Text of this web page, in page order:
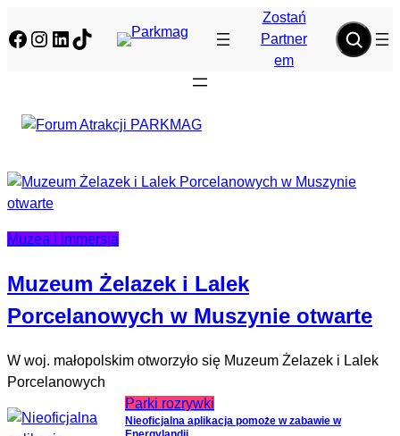
Facebook
Instagram
LinkedIn
TikTok
Zostań
Partner
em
Muzea i immersja
Muzeum Żelazek i Lalek
Porcelanowych w Muszynie otwarte
W woj. małopolskim otworzyło się Muzeum Żelazek i Lalek
Porcelanowych
Parki rozrywki
Nieoficjalna aplikacja pomoże w zabawie w